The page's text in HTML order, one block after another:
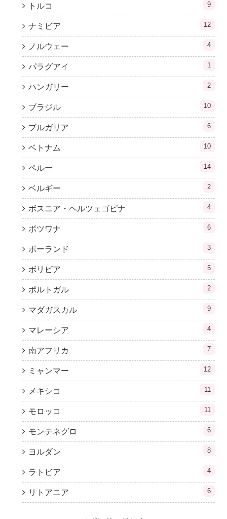
トルコ 9
ナミビア 12
ノルウェー 4
パラグアイ 1
ハンガリー 2
ブラジル 10
ブルガリア 6
ベトナム 10
ペルー 14
ベルギー 2
ボスニア・ヘルツェゴビナ 4
ボツワナ 6
ポーランド 3
ボリビア 5
ポルトガル 2
マダガスカル 9
マレーシア 4
南アフリカ 7
ミャンマー 12
メキシコ 11
モロッコ 11
モンテネグロ 6
ヨルダン 8
ラトビア 4
リトアニア 6